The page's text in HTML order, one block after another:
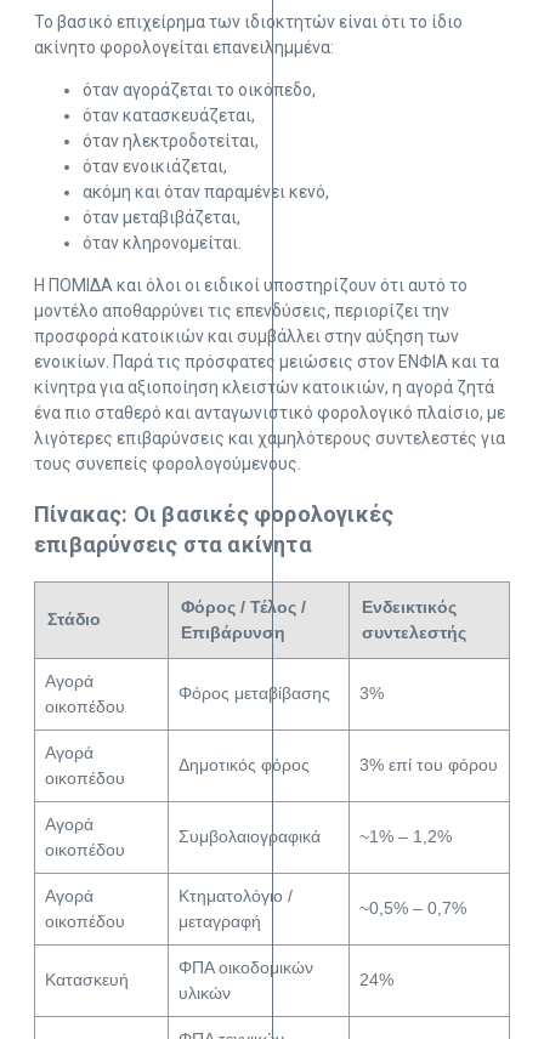
Το βασικό επιχείρημα των ιδιοκτητών είναι ότι το ίδιο
ακίνητο φορολογείται επανειλημμένα:
όταν αγοράζεται το οικόπεδο,
όταν κατασκευάζεται,
όταν ηλεκτροδοτείται,
όταν ενοικιάζεται,
ακόμη και όταν παραμένει κενό,
όταν μεταβιβάζεται,
όταν κληρονομείται.
Η ΠΟΜΙΔΑ και όλοι οι ειδικοί υποστηρίζουν ότι αυτό το
μοντέλο αποθαρρύνει τις επενδύσεις, περιορίζει την
προσφορά κατοικιών και συμβάλλει στην αύξηση των
ενοικίων. Παρά τις πρόσφατες μειώσεις στον ΕΝΦΙΑ και τα
κίνητρα για αξιοποίηση κλειστών κατοικιών, η αγορά ζητά
ένα πιο σταθερό και ανταγωνιστικό φορολογικό πλαίσιο, με
λιγότερες επιβαρύνσεις και χαμηλότερους συντελεστές για
τους συνεπείς φορολογούμενους.
Πίνακας: Οι βασικές φορολογικές
επιβαρύνσεις στα ακίνητα
Στάδιο
Φόρος / Τέλος /
Επιβάρυνση
Ενδεικτικός
συντελεστής
Αγορά
οικοπέδου
Φόρος μεταβίβασης 3%
Αγορά
οικοπέδου
Δημοτικός φόρος 3% επί του φόρου
Αγορά
οικοπέδου
Συμβολαιογραφικά ~1% – 1,2%
Αγορά
οικοπέδου
Κτηματολόγιο /
μεταγραφή
~0,5% – 0,7%
Κατασκευή
ΦΠΑ οικοδομικών
υλικών
24%